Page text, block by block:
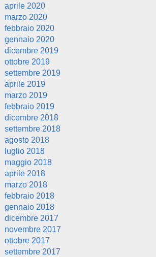
aprile 2020
marzo 2020
febbraio 2020
gennaio 2020
dicembre 2019
ottobre 2019
settembre 2019
aprile 2019
marzo 2019
febbraio 2019
dicembre 2018
settembre 2018
agosto 2018
luglio 2018
maggio 2018
aprile 2018
marzo 2018
febbraio 2018
gennaio 2018
dicembre 2017
novembre 2017
ottobre 2017
settembre 2017